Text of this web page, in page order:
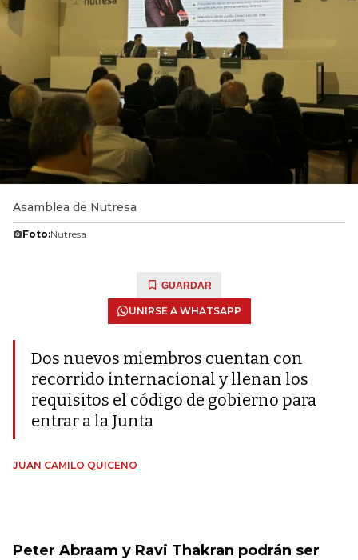
Asamblea de Nutresa
Foto:Nutresa
GUARDAR
UNIRSE A WHATSAPP
Dos nuevos miembros cuentan con
recorrido internacional y llenan los
requisitos el código de gobierno para
entrar a la Junta
JUAN CAMILO QUICENO
Peter Abraam y Ravi Thakran podrán ser